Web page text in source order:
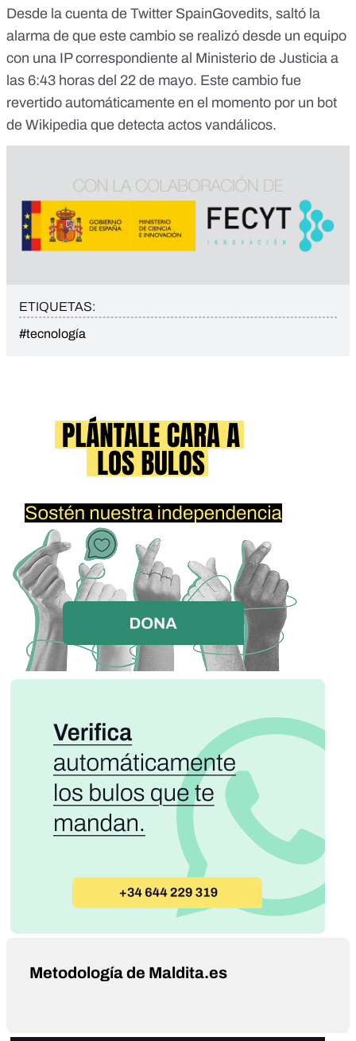
Desde la cuenta de Twitter SpainGovedits, saltó la
alarma de que este cambio se realizó desde un equipo
con una IP correspondiente al Ministerio de Justicia a
las 6:43 horas del 22 de mayo. Este cambio fue
revertido automáticamente en el momento por un bot
de Wikipedia que detecta actos vandálicos.
ETIQUETAS:
#tecnología
Metodología de Maldita.es